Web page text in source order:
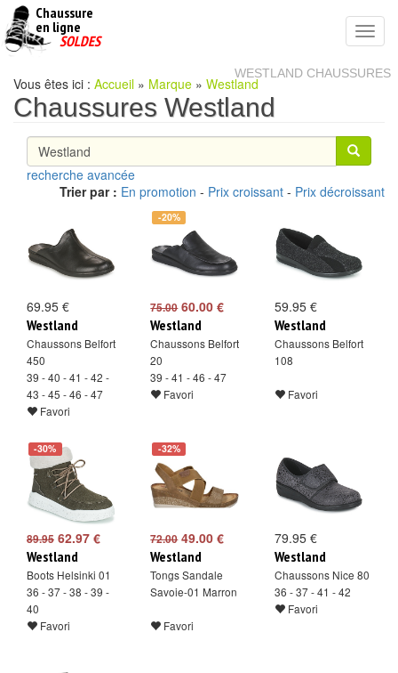
Chaussure
en ligne
pas
SOLDES
WESTLAND CHAUSSURES
Vous êtes ici : Accueil » Marque » Westland
Chaussures Westland
recherche avancée
Trier par : En promotion - Prix croissant - Prix décroissant
69.95 €
Westland
Chaussons Belfort
450
39 - 40 - 41 - 42 -
43 - 45 - 46 - 47
Favori
-20%
75.0060.00 €
Westland
Chaussons Belfort
20
39 - 41 - 46 - 47
Favori
59.95 €
Westland
Chaussons Belfort
108
Favori
-30%
89.95 62.97 €
Westland
Boots Helsinki 01
36 - 37 - 38 - 39 -
40
Favori
-32%
72.0049.00 €
Westland
Tongs Sandale
Savoie-01 Marron
Favori
79.95 €
Westland
Chaussons Nice 80
36 - 37 - 41 - 42
Favori